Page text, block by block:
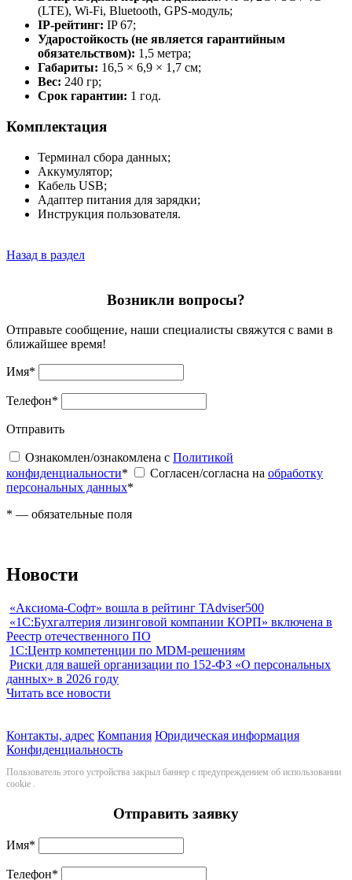
(LTE), Wi-Fi, Bluetooth, GPS-модуль;
IP-рейтинг: IP 67;
Ударостойкость (не является гарантийным
обязательством): 1,5 метра;
Габариты: 16,5 × 6,9 × 1,7 см;
Вес: 240 гр;
Срок гарантии: 1 год.
Комплектация
Терминал сбора данных;
Аккумулятор;
Кабель USB;
Адаптер питания для зарядки;
Инструкция пользователя.
Назад в раздел
Возникли вопросы?
Отправьте сообщение, наши специалисты свяжутся с вами в
ближайшее время!
Имя*
Телефон*
Отправить
Ознакомлен/ознакомлена с Политикой
конфиденциальности* Согласен/согласна на обработку
персональных данных*
* — обязательные поля
Новости
«Аксиома-Софт» вошла в рейтинг TAdviser500
«1С:Бухгалтерия лизинговой компании КОРП» включена в
Реестр отечественного ПО
1С:Центр компетенции по MDM-решениям
Риски для вашей организации по 152-ФЗ «О персональных
данных» в 2026 году
Читать все новости
Контакты, адрес Компания Юридическая информация
Конфиденциальность
Пользователь этого устройства закрыл баннер с предупреждением об использовании
cookie .
Отправить заявку
Имя*
Телефон*